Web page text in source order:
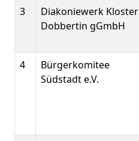
3
Diakoniewerk Kloster
Dobbertin gGmbH
4
Bürgerkomitee
Südstadt e.V.